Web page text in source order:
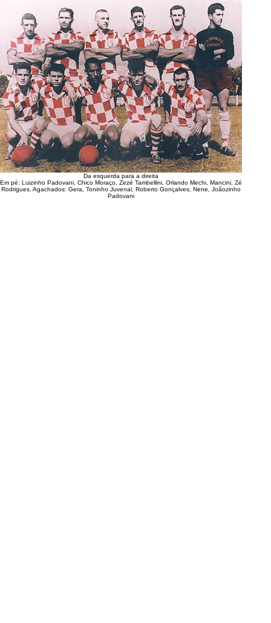
Da esquerda para a direita
Em pé: Luizinho Padovani, Chico Moraço, Zezé Tambellini, Orlando Mechi, Mancini, Zé
Rodrigues. Agachados: Gera, Toninho Juvenal, Roberto Gonçalves, Nene, Joãozinho
Padovani